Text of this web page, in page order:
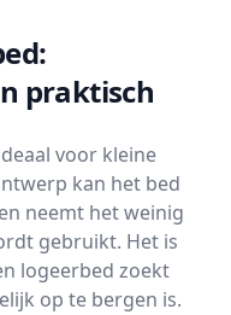
praktisch
voor kleine
kan het bed
neemt het weinig
gebruikt. Het is
logeerbed zoekt
op te bergen is.